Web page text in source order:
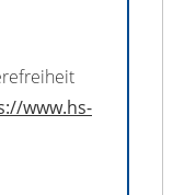
www.hs-